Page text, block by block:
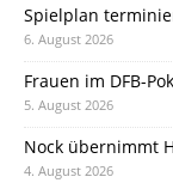
Spielplan
6. August 2026
Frauen im DFB-
5. August 2026
Nock übernimmt
4. August 2026